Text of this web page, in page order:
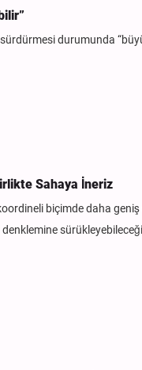
durumunda
Sahaya İneriz
biçimde daha geniş
denklemine sürükleyebileceği